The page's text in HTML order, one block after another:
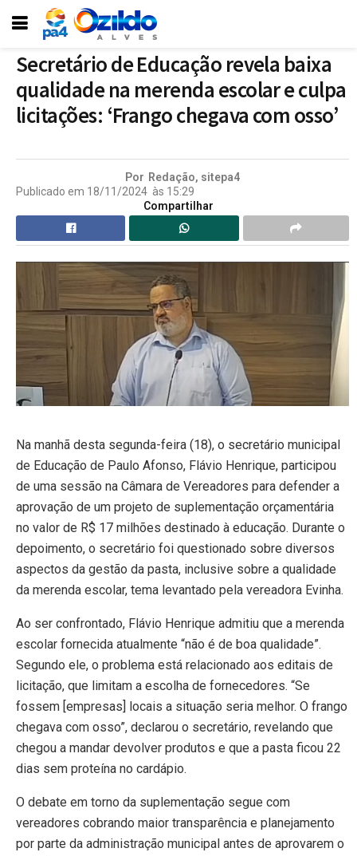
Secretário de Educação revela baixa
qualidade na merenda escolar e culpa
licitações: ‘Frango chegava com osso’
Por Redação, sitepa4
Publicado em 18/11/2024 às 15:29
Compartilhar
Na manhã desta segunda-feira (18), o secretário municipal
de Educação de Paulo Afonso, Flávio Henrique, participou
de uma sessão na Câmara de Vereadores para defender a
aprovação de um projeto de suplementação orçamentária
no valor de R$ 17 milhões destinado à educação. Durante o
depoimento, o secretário foi questionado sobre diversos
aspectos da gestão da pasta, inclusive sobre a qualidade
da merenda escolar, tema levantado pela vereadora Evinha.
Ao ser confrontado, Flávio Henrique admitiu que a merenda
escolar fornecida atualmente “não é de boa qualidade”.
Segundo ele, o problema está relacionado aos editais de
licitação, que limitam a escolha de fornecedores. “Se
fossem [empresas] locais a situação seria melhor. O frango
chegava com osso”, declarou o secretário, revelando que
chegou a mandar devolver produtos e que a pasta ficou 22
dias sem proteína no cardápio.
O debate em torno da suplementação segue com
vereadores cobrando maior transparência e planejamento
por parte da administração municipal antes de aprovarem o